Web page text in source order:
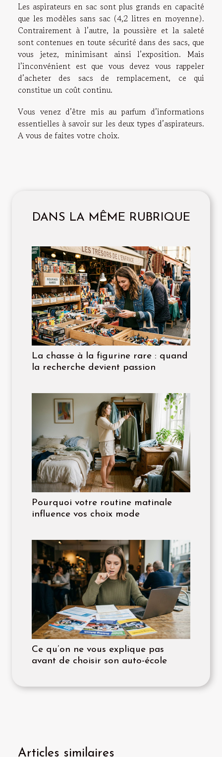
Les aspirateurs en sac sont plus grands en capacité
que les modèles sans sac (4,2 litres en moyenne).
Contrairement à l’autre, la poussière et la saleté
sont contenues en toute sécurité dans des sacs, que
vous jetez, minimisant ainsi l’exposition. Mais
l’inconvénient est que vous devez vous rappeler
d’acheter des sacs de remplacement, ce qui
constitue un coût continu.
Vous venez d’être mis au parfum d’informations
essentielles à savoir sur les deux types d’aspirateurs.
A vous de faites votre choix.
DANS LA MÊME RUBRIQUE
La chasse à la figurine rare : quand
la recherche devient passion
Pourquoi votre routine matinale
influence vos choix mode
Ce qu’on ne vous explique pas
avant de choisir son auto-école
Articles similaires